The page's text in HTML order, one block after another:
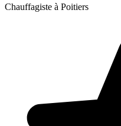
Chauffagiste à Poitiers